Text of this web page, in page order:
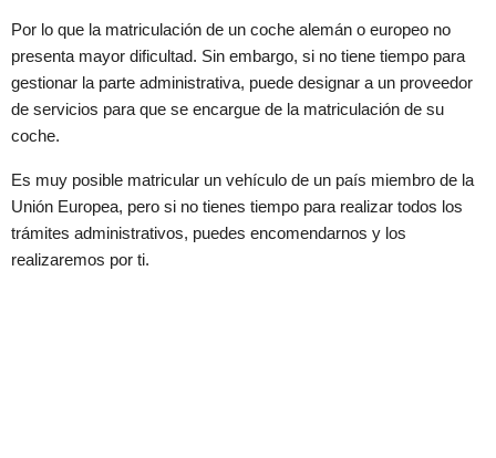
Por lo que la matriculación de un coche alemán o europeo no
presenta mayor dificultad. Sin embargo, si no tiene tiempo para
gestionar la parte administrativa, puede designar a un proveedor
de servicios para que se encargue de la matriculación de su
coche.
Es muy posible matricular un vehículo de un país miembro de la
Unión Europea, pero si no tienes tiempo para realizar todos los
trámites administrativos, puedes encomendarnos y los
realizaremos por ti.